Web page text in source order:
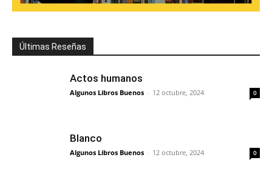
Últimas Reseñas
Actos humanos
Algunos Libros Buenos - 12 octubre, 2024 0
Blanco
Algunos Libros Buenos - 12 octubre, 2024 0